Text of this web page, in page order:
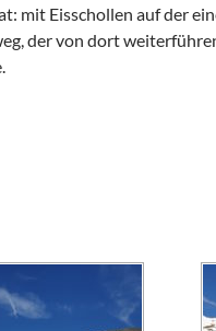
mit Eisschollen auf der
der von dort